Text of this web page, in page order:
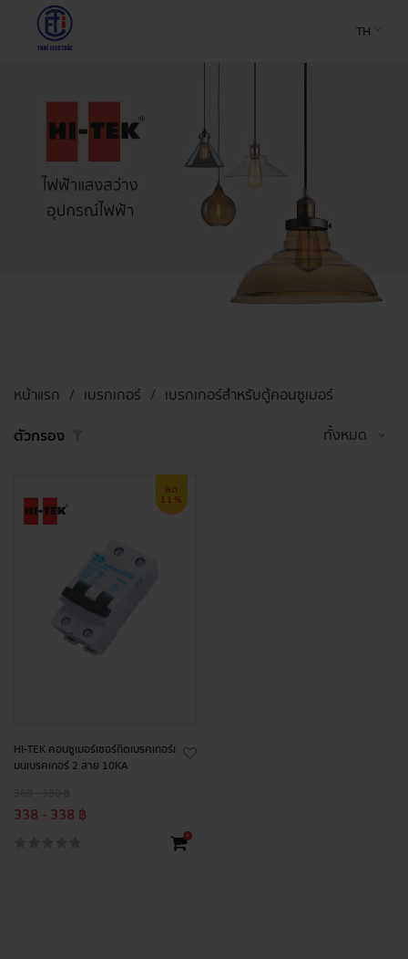
TH
หน้าแรก เบรกเกอร์
เบรกเกอร์สำหรับตู้คอนซูเมอร์
ตัวกรอง
ทั้งหมด
ลด
11%
HI-TEK คอนซูเมอร์เซอร์กิตเบรคเกอร์เ
มนเบรคเกอร์ 2 สาย 10KA
338 - 338 ฿
+